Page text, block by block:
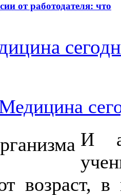
от работодателя: что
И
возраст, в